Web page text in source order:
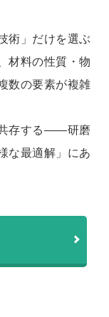
術」だけを選ぶ
材料の性質・物
数の要素が複雑
存する――研磨
な最適解」にあ